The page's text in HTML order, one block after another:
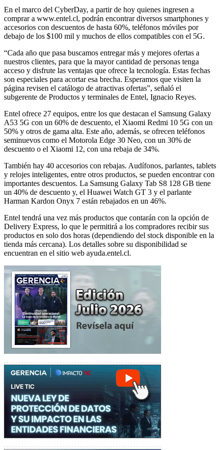
En el marco del CyberDay, a partir de hoy quienes ingresen a
comprar a www.entel.cl, podrán encontrar diversos smartphones y
accesorios con descuentos de hasta 60%, teléfonos móviles por
debajo de los $100 mil y muchos de ellos compatibles con el 5G.
“Cada año que pasa buscamos entregar más y mejores ofertas a
nuestros clientes, para que la mayor cantidad de personas tenga
acceso y disfrute las ventajas que ofrece la tecnología. Estas fechas
son especiales para acortar esa brecha. Esperamos que visiten la
página revisen el catálogo de atractivas ofertas”, señaló el
subgerente de Productos y terminales de Entel, Ignacio Reyes.
Entel ofrece 27 equipos, entre los que destacan el Samsung Galaxy
A53 5G con un 60% de descuento, el Xiaomi Redmi 10 5G con un
50% y otros de gama alta. Este año, además, se ofrecen teléfonos
seminuevos como el Motorola Edge 30 Neo, con un 30% de
descuento o el Xiaomi 12, con una rebaja de 34%.
También hay 40 accesorios con rebajas. Audífonos, parlantes, tablets
y relojes inteligentes, entre otros productos, se pueden encontrar con
importantes descuentos. La Samsung Galaxy Tab S8 128 GB tiene
un 40% de descuento y, el Huawei Watch GT 3 y el parlante
Harman Kardon Onyx 7 están rebajados en un 46%.
Entel tendrá una vez más productos que contarán con la opción de
Delivery Express, lo que le permitirá a los compradores recibir sus
productos en solo dos horas (dependiendo del stock disponible en la
tienda más cercana). Los detalles sobre su disponibilidad se
encuentran en el sitio web ayuda.entel.cl.